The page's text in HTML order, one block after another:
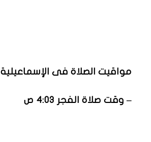
مواقيت الصلاة فى الإسماعيلية
– وقت صلاة الفجر 4:03 ص